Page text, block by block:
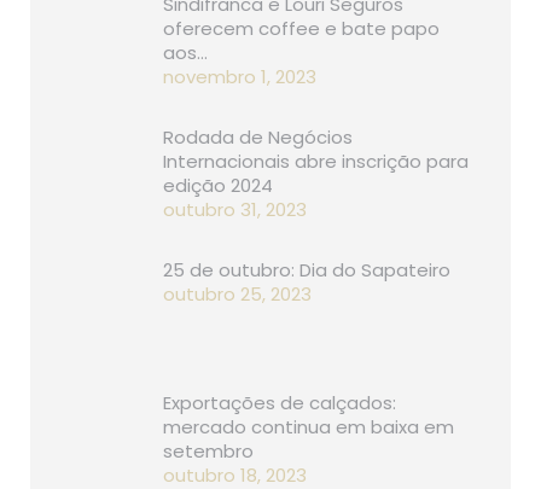
oferecem coffee e bate papo
aos…
novembro 1, 2023
Rodada de Negócios
Internacionais abre inscrição para
edição 2024
outubro 31, 2023
25 de outubro: Dia do Sapateiro
outubro 25, 2023
Exportações de calçados:
mercado continua em baixa em
setembro
outubro 18, 2023